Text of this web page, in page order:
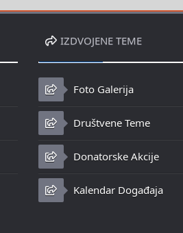
IZDVOJENE TEME
Foto Galerija
Društvene Teme
Donatorske Akcije
Kalendar Događaja